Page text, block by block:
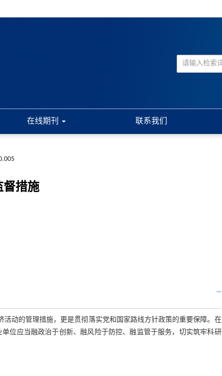
在线期刊 联系我们
督措施
动的管理措施，更是贯彻落实党和国家路线方针政策的重要保障。在
位应当融政治于创新、融风险于防控、融监管于服务，切实筑牢科研